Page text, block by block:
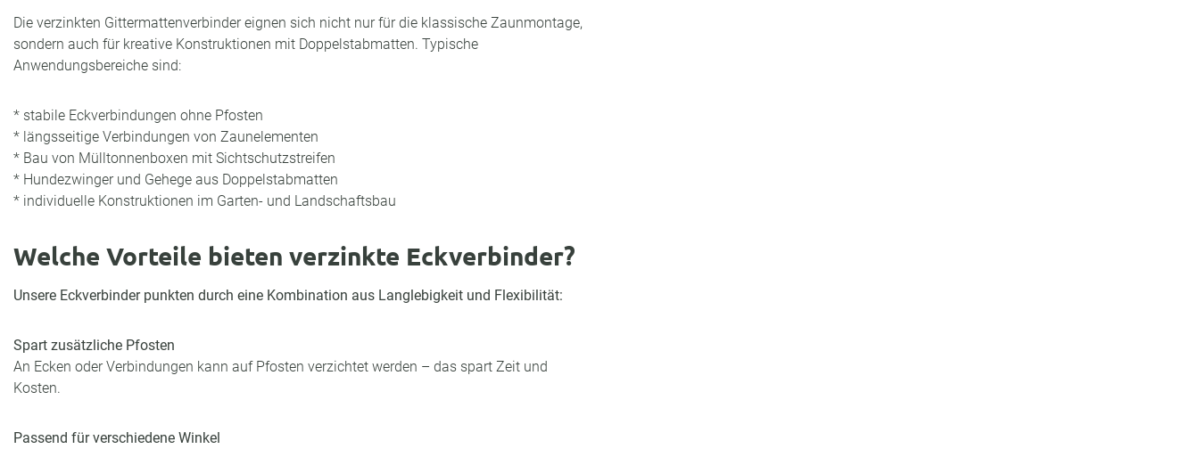
Die verzinkten Gittermattenverbinder eignen sich nicht nur für die klassische Zaunmontage,
sondern auch für kreative Konstruktionen mit Doppelstabmatten. Typische
Anwendungsbereiche sind:
* stabile Eckverbindungen ohne Pfosten
* längsseitige Verbindungen von Zaunelementen
* Bau von Mülltonnenboxen mit Sichtschutzstreifen
* Hundezwinger und Gehege aus Doppelstabmatten
* individuelle Konstruktionen im Garten- und Landschaftsbau
Welche Vorteile bieten verzinkte Eckverbinder?
Unsere Eckverbinder punkten durch eine Kombination aus Langlebigkeit und Flexibilität:
Spart zusätzliche Pfosten
An Ecken oder Verbindungen kann auf Pfosten verzichtet werden – das spart Zeit und
Kosten.
Passend für verschiedene Winkel